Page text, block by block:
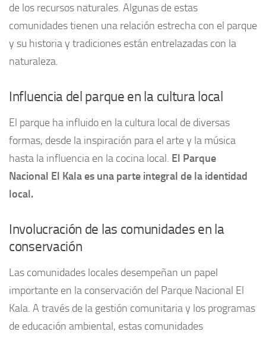
de los recursos naturales. Algunas de estas
comunidades tienen una relación estrecha con el parque
y su historia y tradiciones están entrelazadas con la
naturaleza.
Influencia del parque en la cultura local
El parque ha influido en la cultura local de diversas
formas, desde la inspiración para el arte y la música
hasta la influencia en la cocina local. El Parque
Nacional El Kala es una parte integral de la identidad
local.
Involucración de las comunidades en la
conservación
Las comunidades locales desempeñan un papel
importante en la conservación del Parque Nacional El
Kala. A través de la gestión comunitaria y los programas
de educación ambiental, estas comunidades